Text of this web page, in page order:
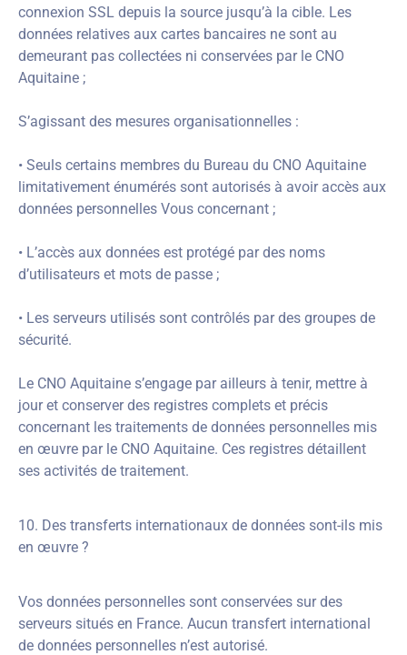
connexion SSL depuis la source jusqu’à la cible. Les
données relatives aux cartes bancaires ne sont au
demeurant pas collectées ni conservées par le CNO
Aquitaine ;
S’agissant des mesures organisationnelles :
• Seuls certains membres du Bureau du CNO Aquitaine
limitativement énumérés sont autorisés à avoir accès aux
données personnelles Vous concernant ;
• L’accès aux données est protégé par des noms
d’utilisateurs et mots de passe ;
• Les serveurs utilisés sont contrôlés par des groupes de
sécurité.
Le CNO Aquitaine s’engage par ailleurs à tenir, mettre à
jour et conserver des registres complets et précis
concernant les traitements de données personnelles mis
en œuvre par le CNO Aquitaine. Ces registres détaillent
ses activités de traitement.
10. Des transferts internationaux de données sont-ils mis
en œuvre ?
Vos données personnelles sont conservées sur des
serveurs situés en France. Aucun transfert international
de données personnelles n’est autorisé.